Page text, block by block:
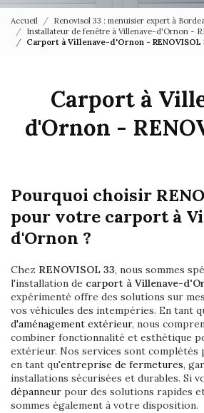
Accueil
Renovisol 33 : menuisier expert à
Installateur de fenêtre à Villenave-d'Ornon -
Carport à Villenave-d'Ornon - RENOVISOL
Carport à
d'Ornon -
Pourquoi choisir
pour votre carport à
d'Ornon ?
Chez RENOVISOL 33, nous sommes
l'installation de carport à Villenave-
expérimenté offre des solutions sur
vos véhicules des intempéries. En tant
d'aménagement extérieur, nous
combiner fonctionnalité et esthétique
extérieur. Nos services sont
en tant qu'entreprise de fermetures,
installations sécurisées et durables. Si
dépanneur pour des solutions rapides
sommes également à votre disposition.